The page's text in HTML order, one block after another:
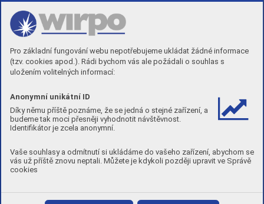
Pro základní fungování webu nepotřebujeme ukládat žádné informace
(tzv. cookies apod.). Rádi bychom vás ale požádali o souhlas s
uložením volitelných informací:
Anonymní unikátní ID
Díky němu příště poznáme, že se jedná o stejné zařízení, a
budeme tak moci přesněji vyhodnotit návštěvnost.
Identifikátor je zcela anonymní.
Vaše souhlasy a odmítnutí si ukládáme do vašeho zařízení, abychom se
vás už příště znovu neptali. Můžete je kdykoli později upravit ve Správě
cookies